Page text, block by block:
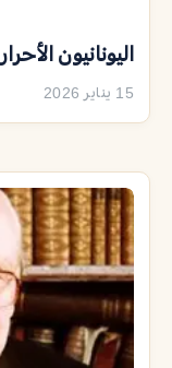
اليونانيون
15 يناير 2026